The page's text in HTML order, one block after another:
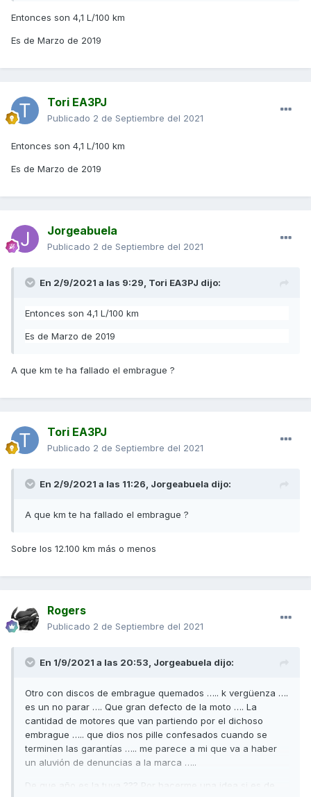
Lo que comentas del consumo, está claro que subió por
siembre sobre medio litro de menos al consumo real (
Entonces son 4,1 L/100 km
Es de Marzo de 2019
Tori EA3PJ
Publicado 2 de Septiembre del 2021
Entonces son 4,1 L/100 km
Es de Marzo de 2019
Jorgeabuela
Publicado 2 de Septiembre del 2021
En 2/9/2021 a las 9:29, Tori EA3PJ dijo:
Entonces son 4,1 L/100 km
Es de Marzo de 2019
A que km te ha fallado el embrague ?
Tori EA3PJ
Publicado 2 de Septiembre del 2021
En 2/9/2021 a las 11:26, Jorgeabuela dijo:
A que km te ha fallado el embrague ?
Sobre los 12.100 km más o menos
Rogers
Publicado 2 de Septiembre del 2021
En 1/9/2021 a las 20:53, Jorgeabuela dijo:
Otro con discos de embrague quemados ….. k vergüenza ….
es un no parar …. Que gran defecto de la moto …. La
cantidad de motores que van partiendo por el dichoso
embrague ….. que dios nos pille confesados cuando se
terminen las garantías ….. me parece a mi que va a haber
un aluvión de denuncias a la marca …..
De que año es la tuya ??? Por hacerme una idea si es de